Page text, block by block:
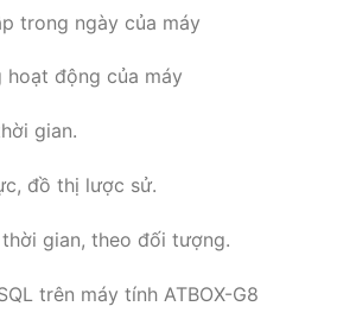
trong ngày của máy
động của máy
gian.
đồ thị lược sử.
gian, theo đối tượng.
trên máy tính ATBOX-G8